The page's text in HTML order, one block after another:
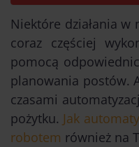
Niektóre działania w
coraz częściej
pomocą
planowania postów.
czasami
pożytku. Jak
robotem również na